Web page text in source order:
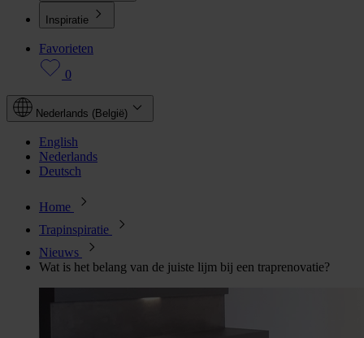
Inspiratie
Favorieten
0
Nederlands (België)
English
Nederlands
Deutsch
Home
Trapinspiratie
Nieuws
Wat is het belang van de juiste lijm bij een traprenovatie?